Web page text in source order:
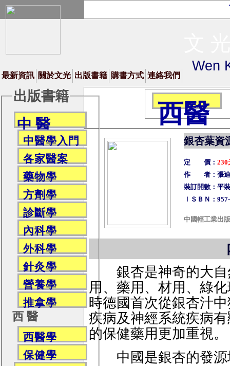
Wen
最新資訊 關於文光 出版書籍 購書方式 連絡我們
出版書籍
中 醫
中醫學入門
各家醫案
藥物學
方劑學
診斷學
內科學
外科學
針灸學
營養學
推拿學
西 醫
西醫學
保健學
西醫
銀杏葉資
定 價： 230
作 者：張迪
裝訂開數：平
ＩＳＢＮ：
中國輕工業出
銀杏是神奇的大自
用、藥用、材用、綠
時德國首次從銀杏汁
疾病及神經系統疾病
的保健藥用更加重視。
中國是銀杏的發源